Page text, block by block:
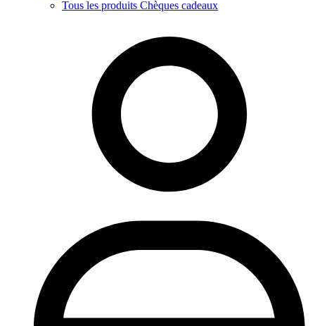
Tous les produits Chèques cadeaux